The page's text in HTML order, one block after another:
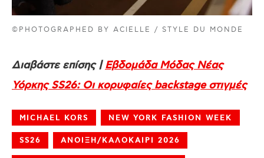
©PHOTOGRAPHED BY ACIELLE / STYLE DU MONDE
Διαβάστε επίσης |Εβδομάδα Μόδας Νέας
Υόρκης SS26: Οι κορυφαίες backstage στιγμές
MICHAEL KORS NEW YORK FASHION WEEK
SS26 ΑΝΟΙΞΗ/ΚΑΛΟΚΑΙΡΙ 2026